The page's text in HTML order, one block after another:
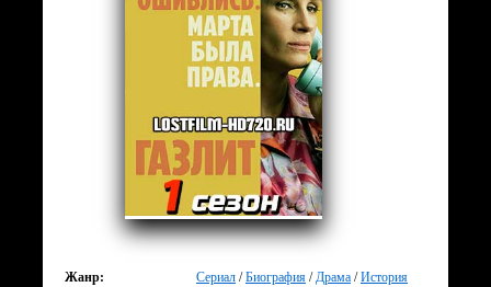
Жанр: Сериал /Биография /Драма /История